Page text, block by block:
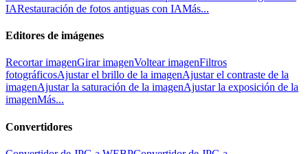
IARestauración de fotos antiguas con IAMás...
Editores de imágenes
Recortar imagenGirar imagenVoltear imagenFiltros
fotográficosAjustar el brillo de la imagenAjustar el contraste de la
imagenAjustar la saturación de la imagenAjustar la exposición de la
imagenMás...
Convertidores